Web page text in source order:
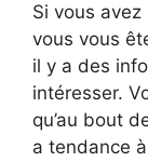
Si vous
vous vous
il y a des
intéresser.
qu’au bout
a tendance